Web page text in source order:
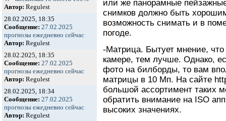
Автор: Regulest
28.02.2025, 18:35
Сообщение: 27.02.2025
прогнозы ежедневно сейчас
Автор: Regulest
28.02.2025, 18:35
Сообщение: 27.02.2025
прогнозы ежедневно сейчас
Автор: Regulest
28.02.2025, 18:34
Сообщение: 27.02.2025
прогнозы ежедневно сейчас
Автор: Regulest
или же панорамные
снимков должно быть
возможность снимать и в
погоде.
-Матрица. Бытует мнение,
камере, тем лучше. Однако,
фото на билборды, то вам
матрицы в 10 Мп. На сайте
большой ассортимент таких
обратить внимание на ISO
высоких значениях.